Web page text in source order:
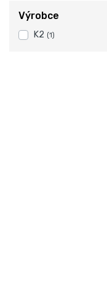
Výrobce
K2 (1)